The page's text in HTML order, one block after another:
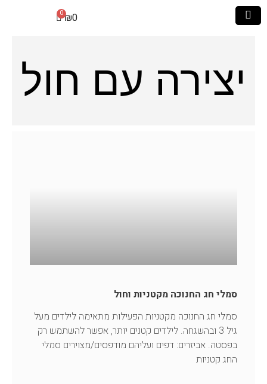
₪0
יצירה עם חול
סמלי חג החנוכה מקטניות וחול
סמלי חג החנוכה מקטניות הפעילות מתאימה לילדים מעל
גיל 3 ובהשגחה. לילדים קטנים יותר, אפשר להשתמש רק
בפסטה. אביזרים: דפים ועליהם מודפסים/מצוירים סמלי
החג קטניות